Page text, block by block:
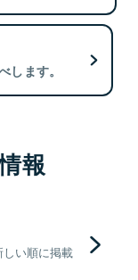
します。
報
い順に掲載